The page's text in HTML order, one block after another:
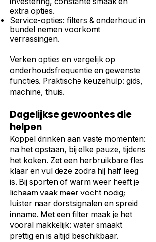
extra opties.
Service-opties: filters & onderhoud in
bundel nemen voorkomt
verrassingen.
Verken opties en vergelijk op
onderhoudsfrequentie en gewenste
functies. Praktische keuzehulp: gids,
machine, thuis.
Dagelijkse gewoontes die
helpen
Koppel drinken aan vaste momenten:
na het opstaan, bij elke pauze, tijdens
het koken. Zet een herbruikbare fles
klaar en vul deze zodra hij half leeg
is. Bij sporten of warm weer heeft je
lichaam vaak meer vocht nodig;
luister naar dorstsignalen en spreid
inname. Met een filter maak je het
vooral makkelijk: water smaakt
prettig en is altijd beschikbaar.